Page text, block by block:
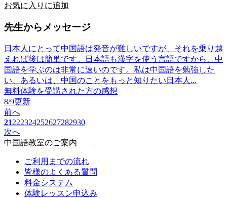
お気に入りに追加
先生からメッセージ
日本人にとって中国語は発音が難しいですが、それを乗り越
えれば後は簡単です。日本語も漢字を使う言語ですから、中
国語を学ぶのは非常に速いのです。私は中国語を勉強した
い、あるいは、中国のことをもっと知りたい日本人...
無料体験を受講された方の感想
8/9更新
前へ
21222324252627282930
次へ
中国語教室のご案内
ご利用までの流れ
皆様のよくある質問
料金システム
体験レッスン申込み